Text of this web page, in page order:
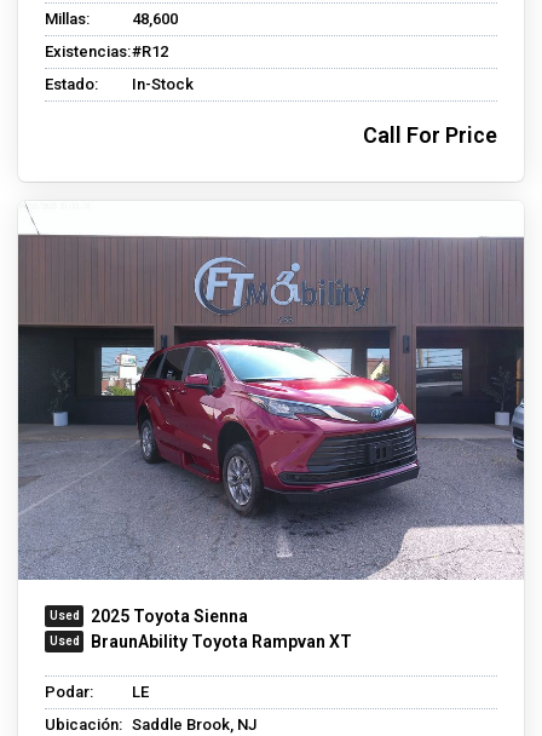
Millas:
48,600
Existencias:#R12
Estado:
In-Stock
Call For Price
2025 Toyota Sienna
BraunAbility Toyota Rampvan XT
Podar:
LE
Ubicación: Saddle Brook, NJ